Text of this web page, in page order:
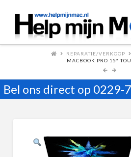
REPARATIE/VERKOOP
MACBOOK PRO 15″
Bel ons direct op 0229-